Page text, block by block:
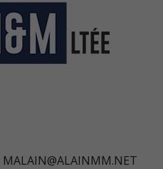
MALAIN@ALAINMM.NET